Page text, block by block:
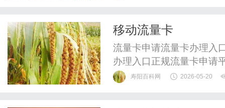
移动流量卡
流量卡申请流量卡办理入
办理入口正规流量卡申请
授权了解真实套餐价格，
寿阳百科网 2026-05-20